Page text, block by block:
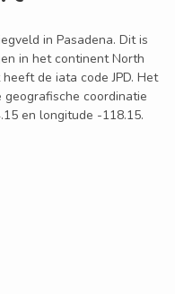
in Pasadena. Dit is
in het continent North
de iata code JPD. Het
geografische coordinatie
en longitude -118.15.